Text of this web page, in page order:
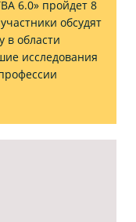
6.0» пройдет 8
обсудят
в области
исследования